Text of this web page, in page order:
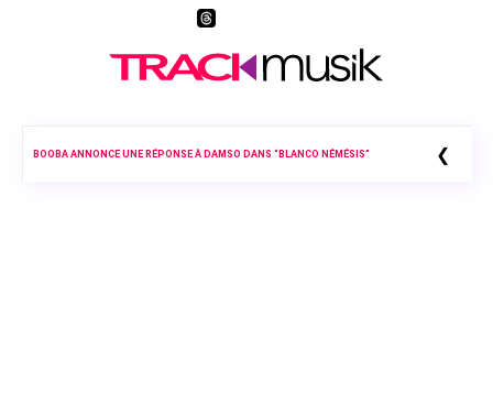
BOOBA ANNONCE UNE RÉPONSE À DAMSO DANS “BLANCO NÉMÉSIS” ❮